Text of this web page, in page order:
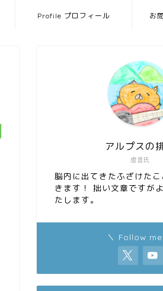
Profile プロフィール お
虚言氏
アルプスの
脳内に出てきたふざけた
きます！ 拙い文章ですが
たします。
＼ Follow me